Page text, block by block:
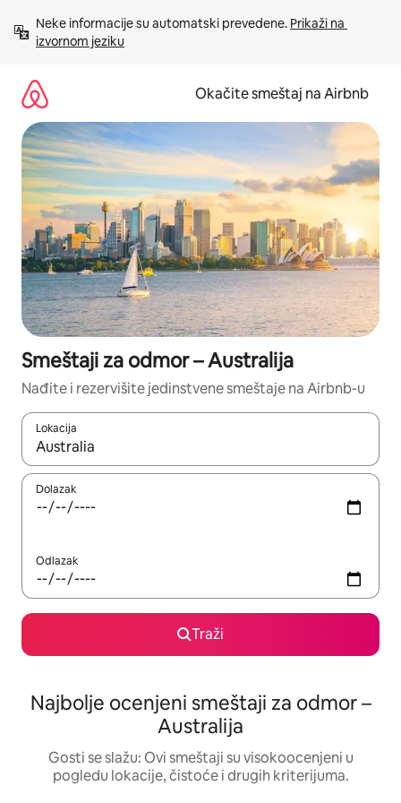
sadržaj
Neke informacije su automatski prevedene. Prikaži na
izvornom jeziku
Okačite smeštaj na Airbnb
Smeštaji za odmor – Australija
Nađite i rezervišite jedinstvene smeštaje na Airbnb-u
Lokacija
Kad su rezultati dostupni, možete da se krećete kroz njih
Dolazak
Odlazak
Traži
Najbolje ocenjeni smeštaji za odmor –
Australija
Gosti se slažu: Ovi smeštaji su visokoocenjeni u
pogledu lokacije, čistoće i drugih kriterijuma.